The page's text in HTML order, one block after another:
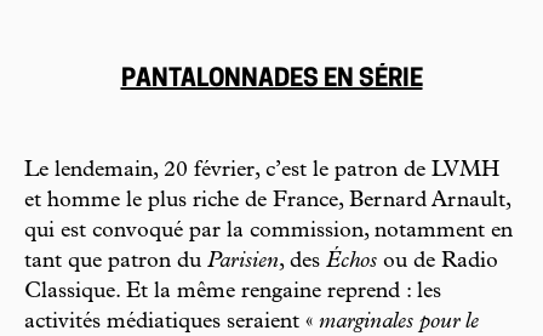
PANTALONNADES EN SÉRIE
Le lendemain, 20 février, c’est le patron de LVMH
et homme le plus riche de France, Bernard Arnault,
qui est convoqué par la commission, notamment en
tant que patron du Parisien, des Échos ou de Radio
Classique. Et la même rengaine reprend : les
activités médiatiques seraient « marginales pour le